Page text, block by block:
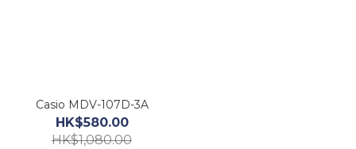
Casio MDV-107D-3A
HK$580.00
HK$1,080.00